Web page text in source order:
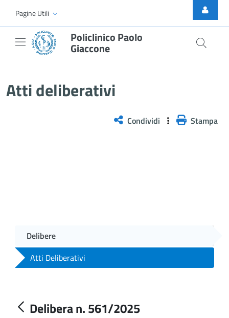
Skip to Main Content
Pagine Utili
Policlinico Paolo
Giaccone
Atti deliberativi
Condividi Stampa
Delibere
Atti Deliberativi
Delibera n. 561/2025